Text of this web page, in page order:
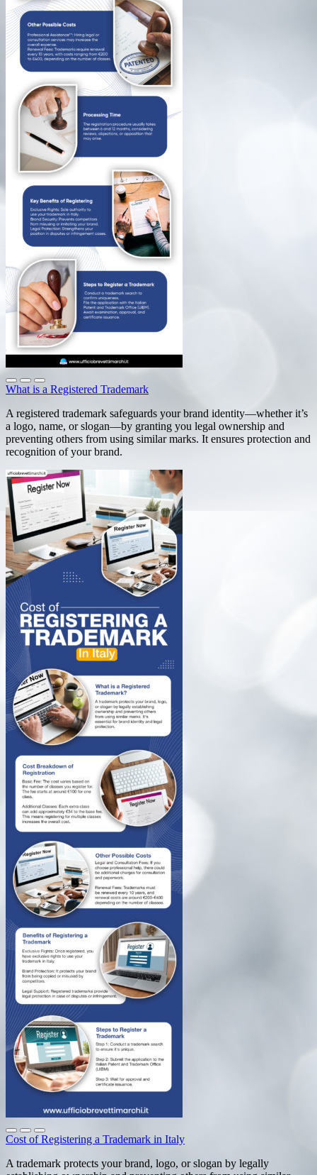
What is a Registered Trademark
A registered trademark safeguards your brand identity—whether it’s
a logo, name, or slogan—by granting you legal ownership and
preventing others from using similar marks. It ensures protection and
recognition of your brand.
Cost of Registering a Trademark in Italy
A trademark protects your brand, logo, or slogan by legally